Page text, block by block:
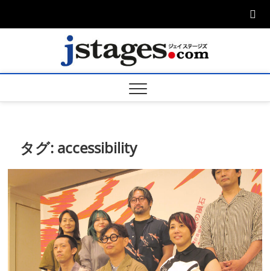
ージ
タグ: accessibility